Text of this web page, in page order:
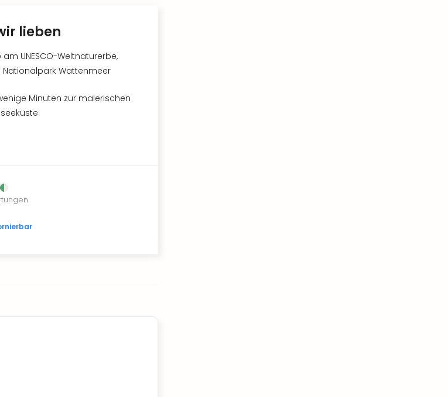
lieben
am UNESCO-Weltnaturerbe,
Nationalpark Wattenmeer
Minuten zur malerischen